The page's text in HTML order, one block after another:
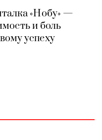
«Нобу» —
и боль
успеху